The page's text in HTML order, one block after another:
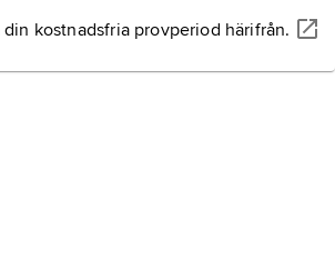
din kostnadsfria provperiod härifrån.